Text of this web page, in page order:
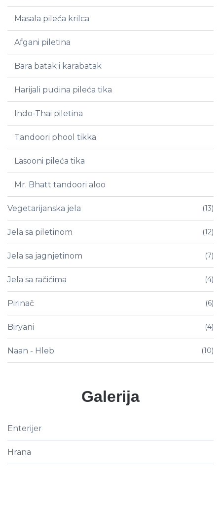
Masala pileća krilca
Afgani piletina
Bara batak i karabatak
Harijali pudina pileća tika
Indo-Thai piletina
Tandoori phool tikka
Lasooni pileća tika
Mr. Bhatt tandoori aloo
Vegetarijanska jela (13)
Jela sa piletinom (12)
Jela sa jagnjetinom (7)
Jela sa račićima (4)
Pirinač (6)
Biryani (4)
Naan - Hleb (10)
Galerija
Enterijer
Hrana